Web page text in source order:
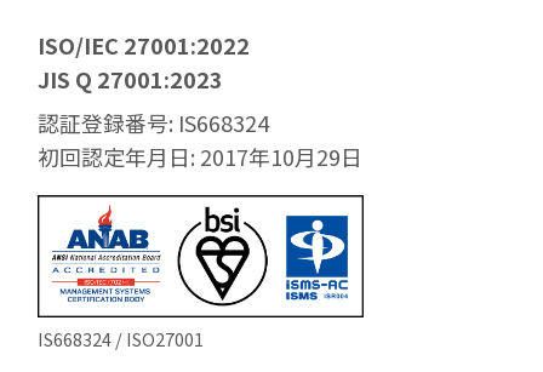
ISO/IEC 27001:2022
JIS Q 27001:2023
認証登録番号: IS668324
初回認定年月日: 2017年10月29日
IS668324 / ISO27001